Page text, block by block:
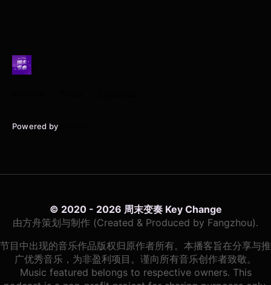
Powered by
© 2020 - 2026 周末变奏 Key Change
由方舟策划与制作 (Created & Produced by Fangzhou).
节目中出现的音乐作品版权归原作者所有。本播客旨在分享与推
广优秀音乐，为非盈利项目。谨向所有音乐创作者致敬。
Music featured belongs to respective owners. This